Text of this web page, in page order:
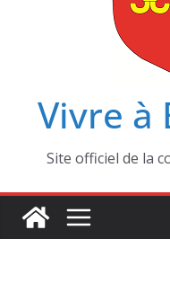
Vivre à
Site officiel de la